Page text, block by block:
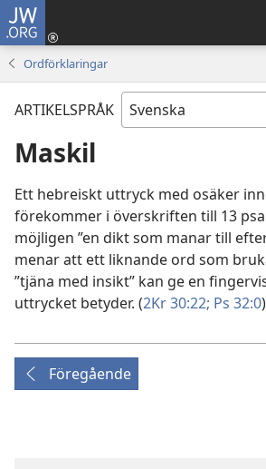
JW.ORG
Ordförklaringar
ARTIKELSPRÅK
Maskil
Ett hebreiskt uttryck med osäker
förekommer i överskriften till 13
möjligen ”en dikt som manar till
menar att ett liknande ord som
”tjäna med insikt” kan ge en
uttrycket betyder. (2Kr 30:22; Ps 32:0)
Föregående